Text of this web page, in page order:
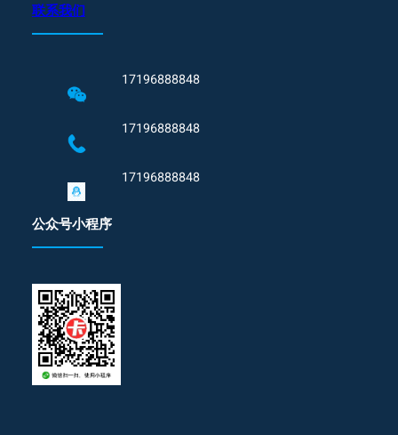
联系我们
17196888848
17196888848
17196888848
公众号小程序